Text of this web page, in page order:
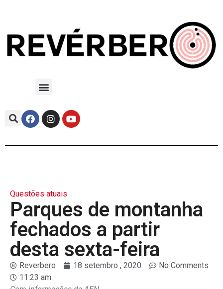
Questões atuais
Parques de montanha
fechados a partir
desta sexta-feira
Reverbero 18 setembro , 2020
No Comments
11:23 am